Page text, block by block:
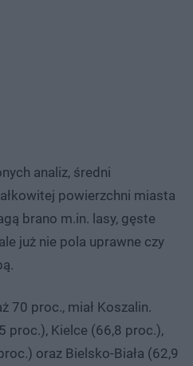
analiz, średni
powierzchni miasta
brano m.in. lasy, gęste
już nie pola uprawne czy
70 proc., miał Koszalin.
proc.), Kielce (66,8 proc.),
oraz Bielsko-Biała (62,9